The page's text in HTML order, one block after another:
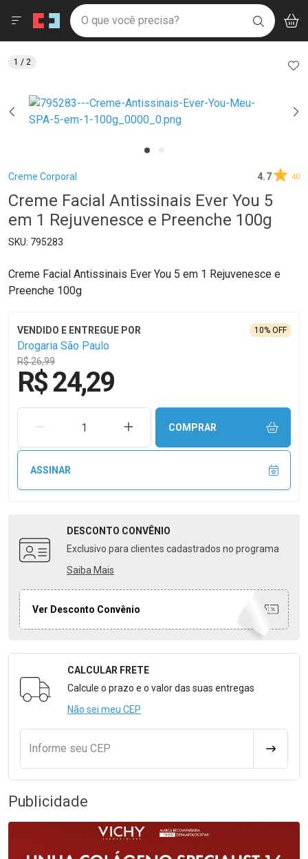
Drogaria São Paulo
Ir direto para a home
pela página
Ir direto para o conteúdo
Ir direto para a busca
Ir direto para a conta
Ir direto para a notificações
Ir direto para o carrinho
Ir direto para o menu
Faça a sua busca
O que você precisa? BUSCAR
Menu
Breadcrumb
Creme Corporal 4.7 40
Creme Facial Antissinais Ever You 5
em 1 Rejuvenesce e Preenche 100g
795283
Creme Facial Antissinais Ever You 5 em 1 Rejuvenesce e
Preenche 100g
Drogaria São Paulo
R$ 26,99
10% OFF
R$ 24,29
REMOVER UMA UNIDADEAUMENTAR UMA UNIDADE
COMPRAR
ASSINAR
DESCONTO CONVÊNIO
Exclusivo para clientes cadastrados no programa
Saiba Mais
Ver Desconto Convênio
Formulário para Calcular o Frete
CALCULAR FRETE
Calcule o prazo e o valor das suas entregas
Não sei meu CEP
Informe seu CEP
1 / 2
Publicidade